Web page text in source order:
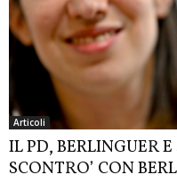
Articoli
IL PD, BERLINGUER
SCONTRO’ CON